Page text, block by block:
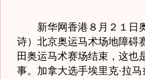
新华网香港８月２１日
诗）北京奥运马术场地障碍
田奥运马术赛场结束，这也
事。加拿大选手埃里克·拉